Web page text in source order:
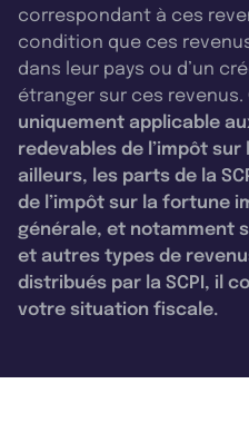
correspondant à ces
condition que ces
dans leur pays ou d’un
étranger sur ces revenus.
uniquement applicable
redevables de l’impôt
ailleurs, les parts de la
de l’impôt sur la fortune
générale, et notamment
et autres types de
distribués par la SCPI, il
votre situation fiscale.